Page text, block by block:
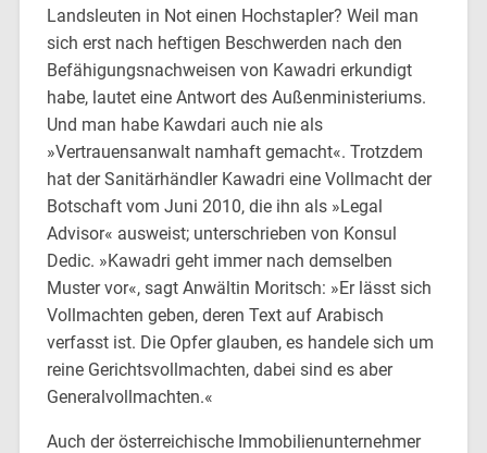
Landsleuten in Not einen Hochstapler? Weil man
sich erst nach heftigen Beschwerden nach den
Befähigungsnachweisen von Kawadri erkundigt
habe, lautet eine Antwort des Außenministeriums.
Und man habe Kawdari auch nie als
»Vertrauensanwalt namhaft gemacht«. Trotzdem
hat der Sanitärhändler Kawadri eine Vollmacht der
Botschaft vom Juni 2010, die ihn als »Legal
Advisor« ausweist; unterschrieben von Konsul
Dedic. »Kawadri geht immer nach demselben
Muster vor«, sagt Anwältin Moritsch: »Er lässt sich
Vollmachten geben, deren Text auf Arabisch
verfasst ist. Die Opfer glauben, es handele sich um
reine Gerichtsvollmachten, dabei sind es aber
Generalvollmachten.«
Auch der österreichische Immobilienunternehmer